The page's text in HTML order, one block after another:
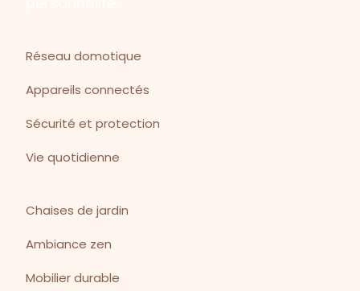
Réseau domotique
Appareils connectés
Sécurité et protection
Vie quotidienne
Chaises de jardin
Ambiance zen
Mobilier durable